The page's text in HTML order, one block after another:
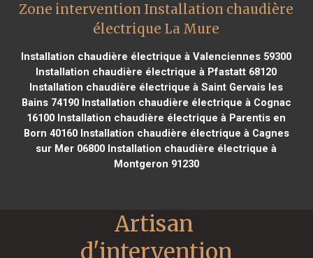
Zone intervention Installation chaudière
électrique La Mure
Installation chaudière électrique à Valenciennes 59300
Installation chaudière électrique à Pfastatt 68120
Installation chaudière électrique à Saint Gervais les
Bains 74190Installation chaudière électrique à Cognac
16100 Installation chaudière électrique à Parentis en
Born 40160Installation chaudière électrique à Cagnes
sur Mer 06800 Installation chaudière électrique à
Montgeron 91230
Artisan
d'intervention